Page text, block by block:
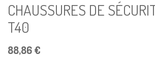
CHAUSSURES DE
T40
88,86€